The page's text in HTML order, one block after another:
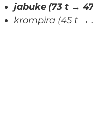
jabuke (73 t →
krompira (45 t →